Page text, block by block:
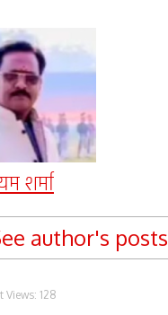
शर्मा
author's posts
Views: 128